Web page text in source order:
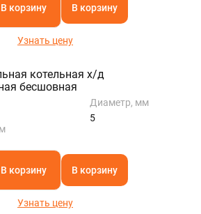
В корзину В корзину
Узнать цену
котельная х/д
бесшовная
Диаметр, мм
5
В корзину В корзину
Узнать цену